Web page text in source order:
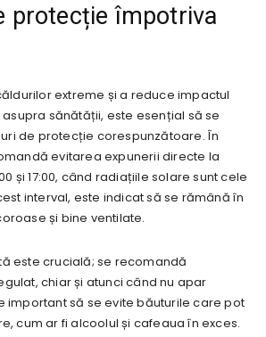
protecție împotriva
extreme și a reduce impactul
sănătății, este esențial să se
de protecție corespunzătoare. În
evitarea expunerii directe la
și 17:00, când radiațiile solare sunt cele
interval, este indicat să se rămână în
și bine ventilate.
este crucială; se recomandă
chiar și atunci când nu apar
important să se evite băuturile care pot
cum ar fi alcoolul și cafeaua în exces.